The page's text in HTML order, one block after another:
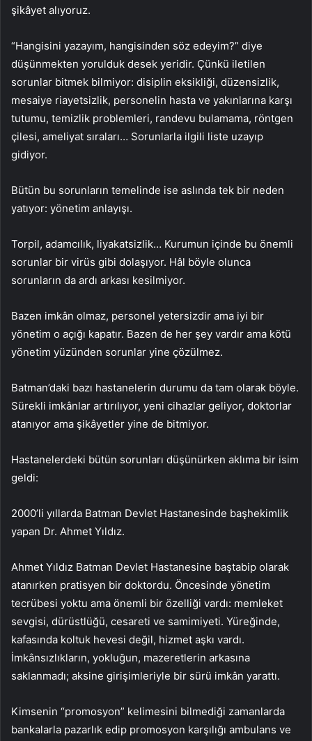
şikâyet alıyoruz.
“Hangisini yazayım, hangisinden söz edeyim?” diye
düşünmekten yorulduk desek yeridir. Çünkü iletilen
sorunlar bitmek bilmiyor: disiplin eksikliği, düzensizlik,
mesaiye riayetsizlik, personelin hasta ve yakınlarına karşı
tutumu, temizlik problemleri, randevu bulamama, röntgen
çilesi, ameliyat sıraları… Sorunlarla ilgili liste uzayıp
gidiyor.
Bütün bu sorunların temelinde ise aslında tek bir neden
yatıyor: yönetim anlayışı.
Torpil, adamcılık, liyakatsizlik… Kurumun içinde bu önemli
sorunlar bir virüs gibi dolaşıyor. Hâl böyle olunca
sorunların da ardı arkası kesilmiyor.
Bazen imkân olmaz, personel yetersizdir ama iyi bir
yönetim o açığı kapatır. Bazen de her şey vardır ama kötü
yönetim yüzünden sorunlar yine çözülmez.
Batman’daki bazı hastanelerin durumu da tam olarak böyle.
Sürekli imkânlar artırılıyor, yeni cihazlar geliyor, doktorlar
atanıyor ama şikâyetler yine de bitmiyor.
Hastanelerdeki bütün sorunları düşünürken aklıma bir isim
geldi:
2000’li yıllarda Batman Devlet Hastanesinde başhekimlik
yapan Dr. Ahmet Yıldız.
Ahmet Yıldız Batman Devlet Hastanesine baştabip olarak
atanırken pratisyen bir doktordu. Öncesinde yönetim
tecrübesi yoktu ama önemli bir özelliği vardı: memleket
sevgisi, dürüstlüğü, cesareti ve samimiyeti. Yüreğinde,
kafasında koltuk hevesi değil, hizmet aşkı vardı.
İmkânsızlıkların, yokluğun, mazeretlerin arkasına
saklanmadı; aksine girişimleriyle bir sürü imkân yarattı.
Kimsenin “promosyon” kelimesini bilmediği zamanlarda
bankalarla pazarlık edip promosyon karşılığı ambulans ve